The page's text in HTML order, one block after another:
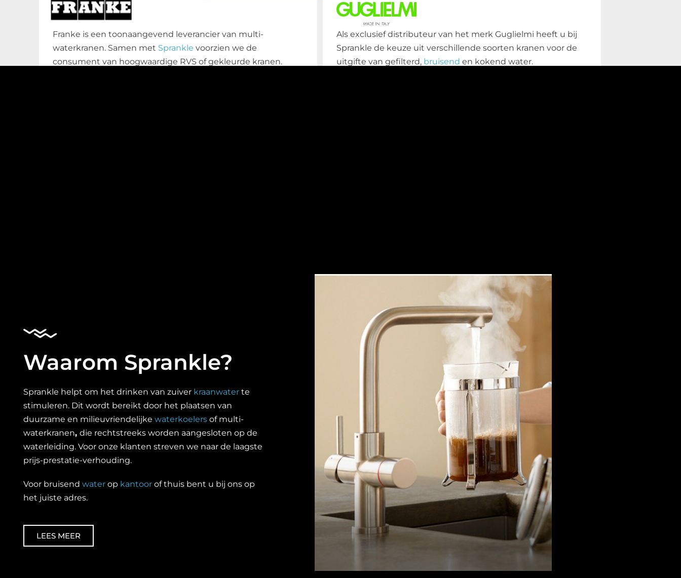
Franke is een toonaangevend leverancier van multi-
waterkranen. Samen met Spranklevoorzien we de
consument van hoogwaardige RVS of gekleurde kranen.
Als exclusief distributeur van het merk Guglielmi heeft u bij
Sprankle de keuze uit verschillende soorten kranen voor de
uitgifte van gefilterd, bruisenden kokend water.
Waarom Sprankle?
Sprankle helpt om het drinken van zuiver kraanwater te
stimuleren. Dit wordt bereikt door het plaatsen van
duurzame en milieuvriendelijke waterkoelers of multi-
waterkranen, die rechtstreeks worden aangesloten op de
waterleiding. Voor onze klanten streven we naar de laagste
prijs-prestatie-verhouding.
Voor bruisend water op kantoor of thuis bent u bij ons op
het juiste adres.
LEES MEER